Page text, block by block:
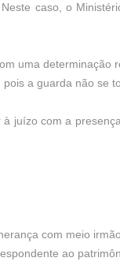
caso, o
uma
a guarda não se
juízo com a
com meio
ao